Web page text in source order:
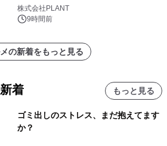
株式会社PLANT
9時間前
の新着をもっと見る
着 もっと見る
ゴミ出しのストレス、まだ抱えてます
か？